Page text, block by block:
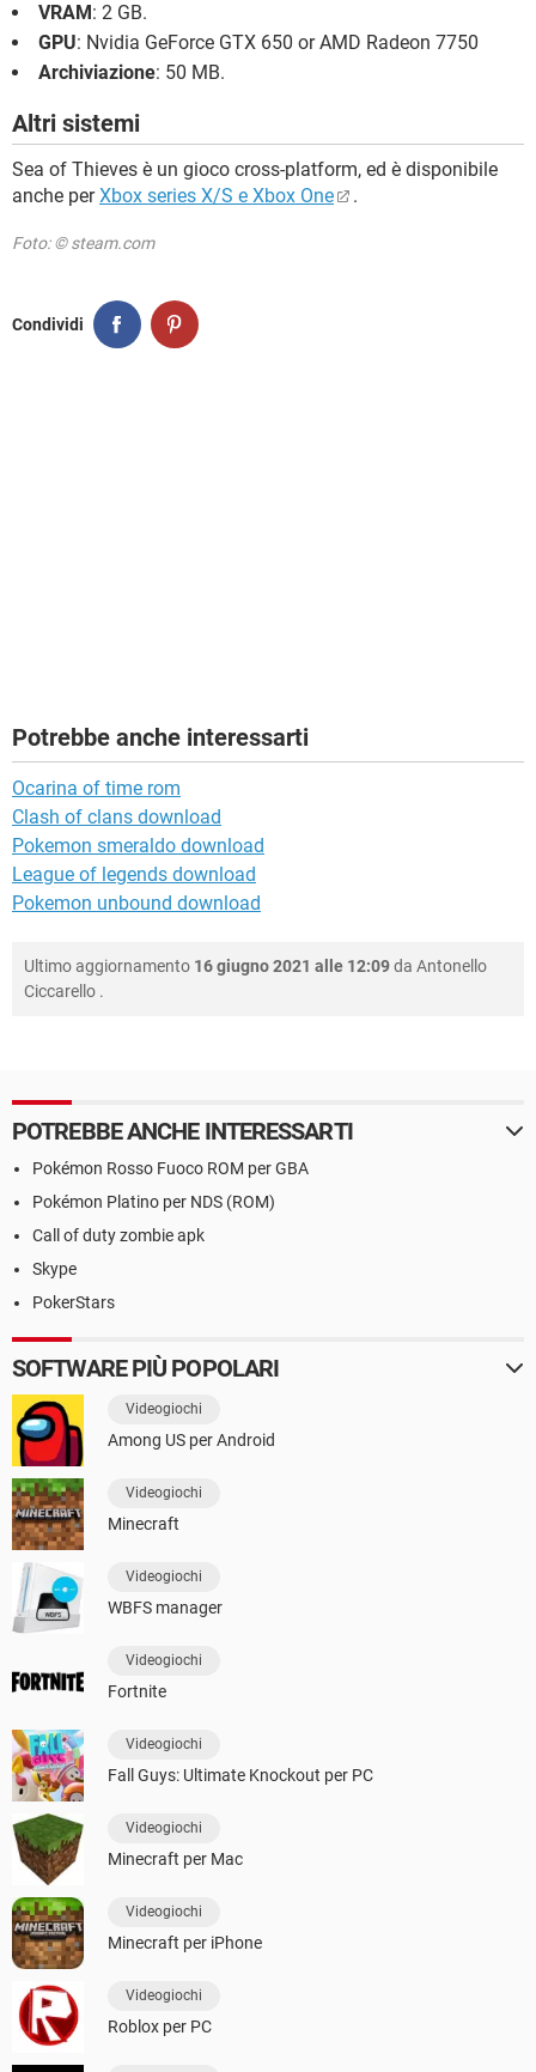
VRAM : 2 GB.
GPU: Nvidia GeForce GTX 650 or AMD Radeon 7750
Archiviazione: 50 MB.
Altri sistemi
Sea of Thieves è un gioco cross-platform, ed è disponibile
anche perXbox series X/S e Xbox One .
Foto: © steam.com
Condividi
Potrebbe anche interessarti
Ocarina of time rom
Clash of clans download
Pokemon smeraldo download
League of legends download
Pokemon unbound download
Ultimo aggiornamento 16 giugno 2021 alle 12:09da Antonello
Ciccarello .
POTREBBE ANCHE INTERESSARTI
Pokémon Rosso Fuoco ROM per GBA
Pokémon Platino per NDS (ROM)
Call of duty zombie apk
Skype
PokerStars
SOFTWARE PIÙ POPOLARI
Videogiochi
Among US per Android
Videogiochi
Minecraft
Videogiochi
WBFS manager
Videogiochi
Fortnite
Videogiochi
Fall Guys: Ultimate Knockout per PC
Videogiochi
Minecraft per Mac
Videogiochi
Minecraft per iPhone
Videogiochi
Roblox per PC